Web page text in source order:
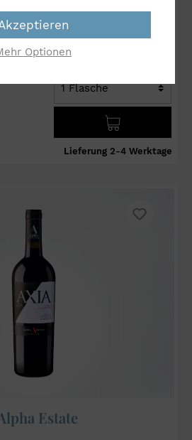
Lieferung 2-4 Werktage
Estate
Optionen